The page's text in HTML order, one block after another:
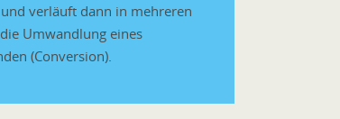
und verläuft dann in mehreren
die Umwandlung eines
(Conversion).